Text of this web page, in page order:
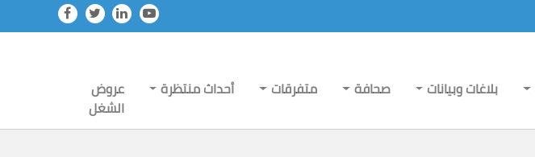
بلاغات وبيانات صحافة متفرقات أحداث منتظرة
عروض
الشغل